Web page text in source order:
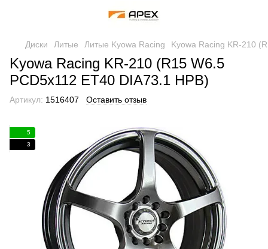
Диски Литые Литые Kyowa Racing Kyowa Racing KR-210
Kyowa Racing KR-210 (R15 W6.5
PCD5x112 ET40 DIA73.1 HPB)
Артикул: 1516407 Оставить отзыв
5
3